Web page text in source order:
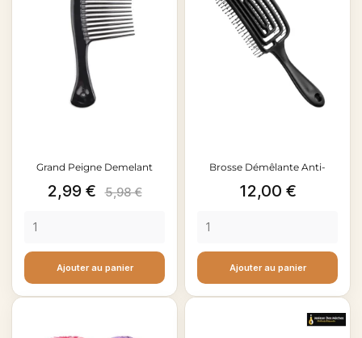
Grand Peigne Demelant
Prix
2,99 € Prix
5,98 €
Ajouter au panier
Brosse Démêlante Anti-
Nœuds...
Prix
12,00 €
Ajouter au panier